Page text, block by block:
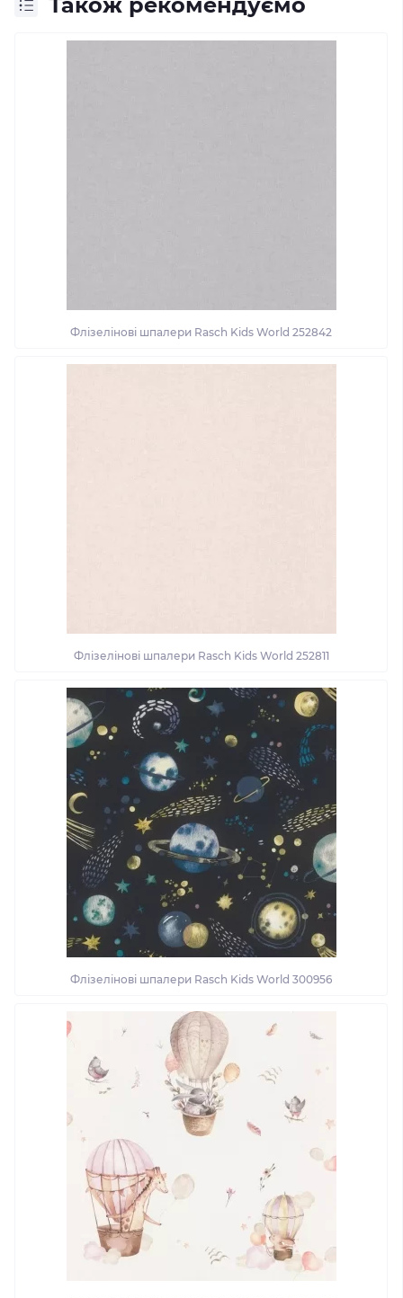
Флізелінові шпалери Rasch Kids World 252842
Флізелінові шпалери Rasch Kids World 252811
Флізелінові шпалери Rasch Kids World 300956